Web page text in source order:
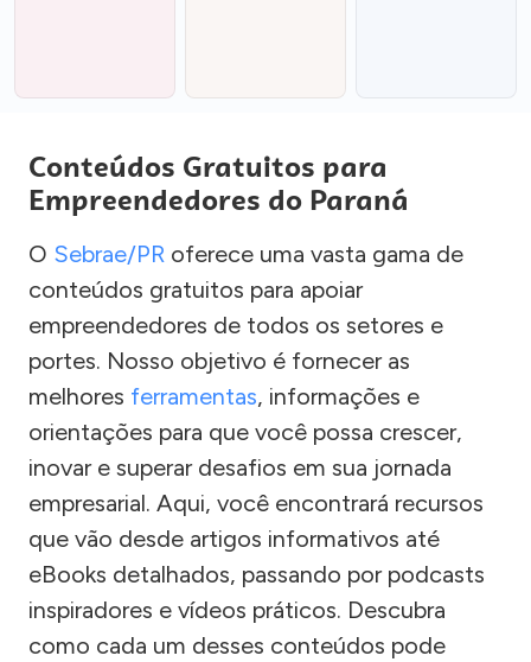
Conteúdos Gratuitos para
Empreendedores do Paraná
O Sebrae/PR oferece uma vasta gama de
conteúdos gratuitos para apoiar
empreendedores de todos os setores e
portes. Nosso objetivo é fornecer as
melhores ferramentas, informações e
orientações para que você possa crescer,
inovar e superar desafios em sua jornada
empresarial. Aqui, você encontrará recursos
que vão desde artigos informativos até
eBooks detalhados, passando por podcasts
inspiradores e vídeos práticos. Descubra
como cada um desses conteúdos pode